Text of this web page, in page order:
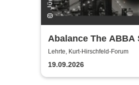
Abalance The ABBA
Revival Show - a
ABBA
Lehrte, Kurt-Hirschfeld-Forum
19.09.2026